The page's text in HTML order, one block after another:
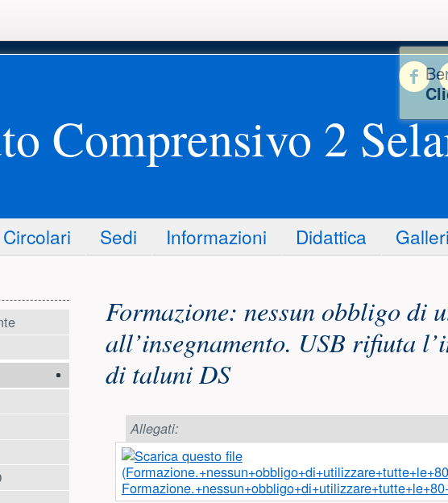
Comprensivo 2
Circolari Sedi Informazioni Didattica
Formazione: nessun obbligo di
all’insegnamento. USB rifiuta
di taluni DS
Allegati: